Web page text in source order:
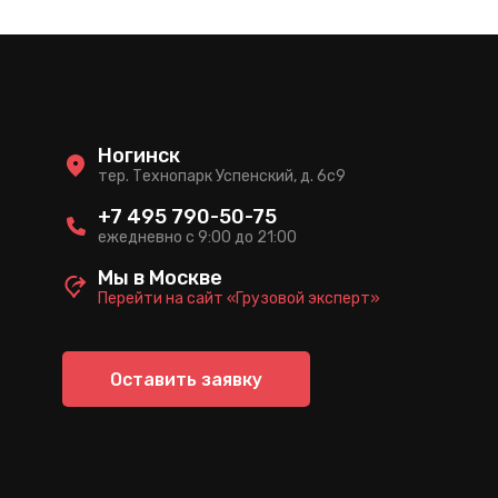
Оставить заявку
тер. Технопарк Успенский, д. 6c9
Ногинск
ежедневно с 9:00 до 21:00
+7 495 790-50-75
Перейти на сайт «Грузовой эксперт»
Мы в Москве